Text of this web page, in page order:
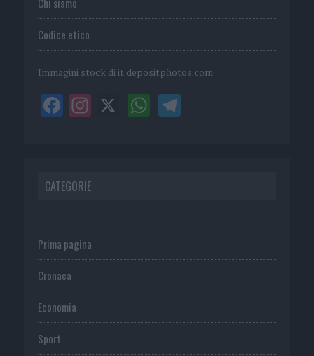
Codice etico
Immagini stock di it.depositphotos.com
CATEGORIE
Prima pagina
Cronaca
Economia
Sport